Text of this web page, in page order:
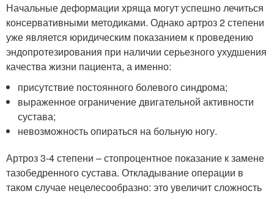
Начальные деформации хряща могут успешно лечиться
консервативными методиками. Однако артроз 2 степени
уже является юридическим показанием к проведению
эндопротезирования при наличии серьезного ухудшения
качества жизни пациента, а именно:
присутствие постоянного болевого синдрома;
выраженное ограничение двигательной активности
сустава;
невозможность опираться на больную ногу.
Артроз 3-4 степени – стопроцентное показание к замене
тазобедренного сустава. Откладывание операции в
таком случае нецелесообразно: это увеличит сложность